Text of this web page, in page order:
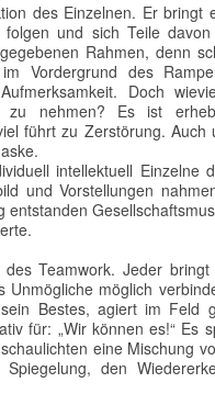
des Einzelnen. Er bringt
und sich Teile
Rahmen, denn
Vordergrund des
Doch
zu nehmen? Es ist
führt zu Zerstörung. Auch
intellektuell Einzelne
und Vorstellungen
Teamwork. Jeder
möglich
Bestes, agiert im Feld
für: „Wir können es!“ Es
eine Mischung
den